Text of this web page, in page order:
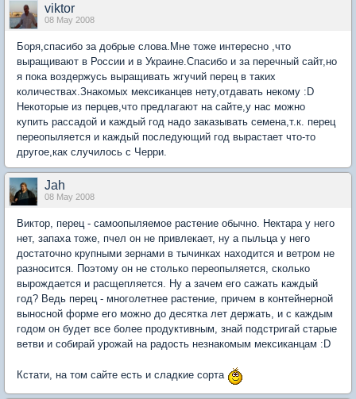
viktor
08 May 2008
Боря,спасибо за добрые слова.Мне тоже интересно ,что
выращивают в России и в Украине.Спасибо и за перечный сайт,но
я пока воздержусь выращивать жгучий перец в таких
количествах.Знакомых мексиканцев нету,отдавать некому :D
Некоторые из перцев,что предлагают на сайте,у нас можно
купить рассадой и каждый год надо заказывать семена,т.к. перец
переопыляется и каждый последующий год вырастает что-то
другое,как случилось с Черри.
Jah
08 May 2008
Виктор, перец - самоопыляемое растение обычно. Нектара у него
нет, запаха тоже, пчел он не привлекает, ну а пыльца у него
достаточно крупными зернами в тычинках находится и ветром не
разносится. Поэтому он не столько переопыляется, сколько
вырождается и расщепляется. Ну а зачем его сажать каждый
год? Ведь перец - многолетнее растение, причем в контейнерной
выносной форме его можно до десятка лет держать, и с каждым
годом он будет все более продуктивным, знай подстригай старые
ветви и собирай урожай на радость незнакомым мексиканцам :D
Кстати, на том сайте есть и сладкие сорта